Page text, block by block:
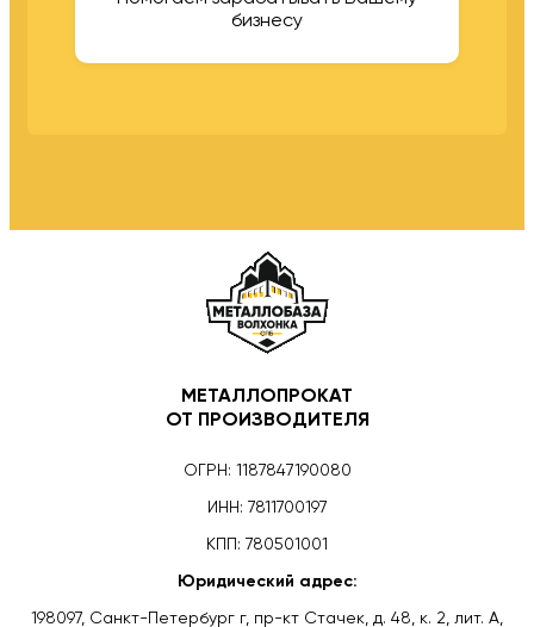
бизнесу
МЕТАЛЛОПРОКАТ
ОТ ПРОИЗВОДИТЕЛЯ
ОГРН: 1187847190080
ИНН: 7811700197
КПП: 780501001
Юридический адрес:
198097, Санкт-Петербург г, пр-кт Стачек, д. 48, к. 2, лит. А,